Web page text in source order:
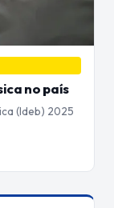
no país
(Ideb) 2025